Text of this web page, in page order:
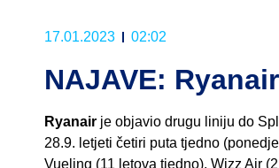
17.01.2023 02:02
NAJAVE:
Ryanair je objavio drugu liniju do
28.9. letjeti četiri puta tjedno
Vueling (11 letova tjedno), Wizz Air